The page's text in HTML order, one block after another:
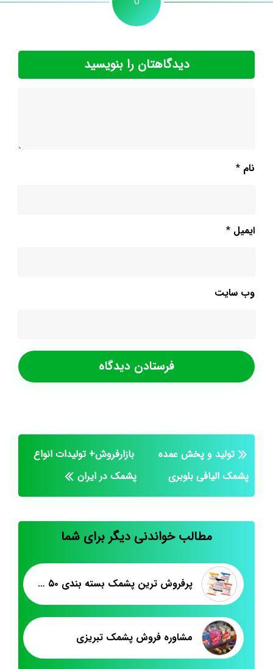
دیدگاهتان را بنویسید
نام *
ایمیل *
وب‌ سایت
تولید و پخش عمده
پشمک الیافی بلوبری
بازارفروش+ تولیدات انواع
پشمک در ایران
مطالب خواندنی دیگر برای شما
پرفروش ترین پشمک بسته بندی ۵۰ گرمی
مشاوره فروش پشمک تبریزی